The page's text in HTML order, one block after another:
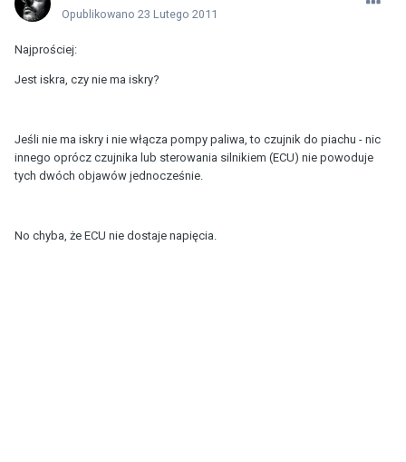
Opublikowano 23 Lutego 2011
Najprościej:
Jest iskra, czy nie ma iskry?
Jeśli nie ma iskry i nie włącza pompy paliwa, to czujnik do piachu - nic
innego oprócz czujnika lub sterowania silnikiem (ECU) nie powoduje
tych dwóch objawów jednocześnie.
No chyba, że ECU nie dostaje napięcia.